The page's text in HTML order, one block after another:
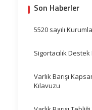
Son Haberler
5520 sayılı
Sigortacılık
Varlık Barışı
Kılavuzu